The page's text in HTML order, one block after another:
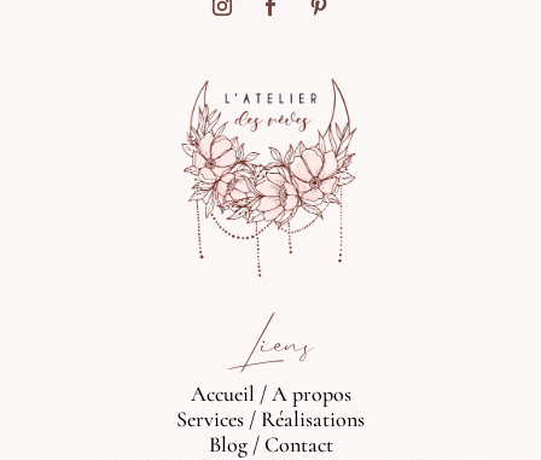
Liens
Accueil /A propos
Services / Réalisations
Blog/Contact